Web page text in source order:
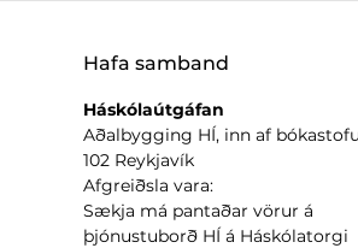
Hafa samband
Háskólaútgáfan
Aðalbygging HÍ, inn af bókastofu
102 Reykjavík
Afgreiðsla vara:
Sækja má pantaðar vörur á
þjónustuborð HÍ á Háskólatorgi